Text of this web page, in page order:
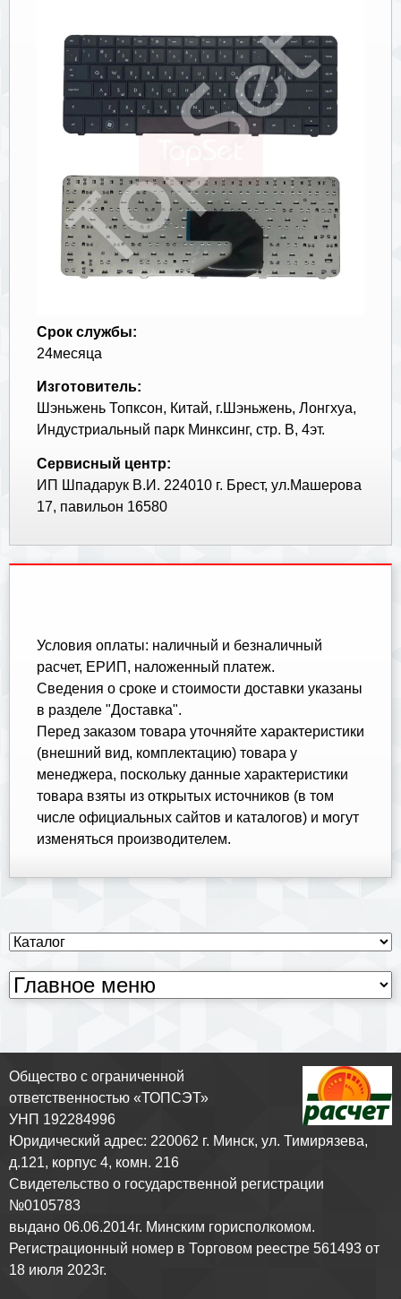
Срок службы:
24месяца
Изготовитель:
Шэньжень Топксон, Китай, г.Шэньжень, Лонгхуа,
Индустриальный парк Минксинг, стр. В, 4эт.
Сервисный центр:
ИП Шпадарук В.И. 224010 г. Брест, ул.Машерова
17, павильон 16580
Условия оплаты: наличный и безналичный
расчет, ЕРИП, наложенный платеж.
Cведения о сроке и стоимости доставки указаны
в разделе "Доставка".
Перед заказом товара уточняйте характеристики
(внешний вид, комплектацию) товара у
менеджера, поскольку данные характеристики
товара взяты из открытых источников (в том
числе официальных сайтов и каталогов) и могут
изменяться производителем.
Общество с ограниченной
ответственностью «ТОПСЭТ»
УНП 192284996
Юридический адрес: 220062 г. Минск, ул. Тимирязева,
д.121, корпус 4, комн. 216
Свидетельство о государственной регистрации
№0105783
выдано 06.06.2014г. Минским горисполкомом.
Регистрационный номер в Торговом реестре 561493 от
18 июля 2023г.